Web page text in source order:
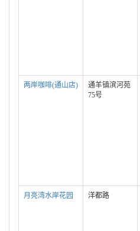
两岸咖啡(通山店)
通羊镇滨河苑
75号
月亮湾水岸花园 洋都路